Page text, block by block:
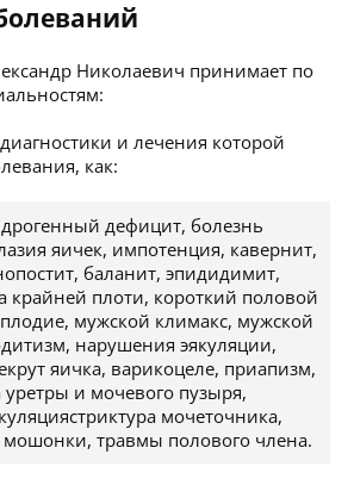
Николаевич принимает по
и лечения которой
как:
дефицит, болезнь
яичек, импотенция, кавернит,
баланит, эпидидимит,
крайней плоти, короткий половой
мужской климакс, мужской
нарушения эякуляции,
яичка, варикоцеле, приапизм,
и мочевого пузыря,
мочеточника,
травмы полового члена.